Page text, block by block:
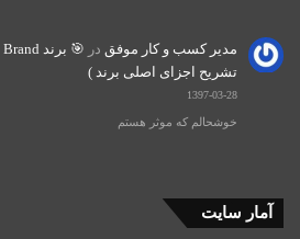
مدیر کسب و کار موفق در
تشریح اجزای اصلی برند )
1397-03-28
خوشحالم که موثر هستم
آمار سایت